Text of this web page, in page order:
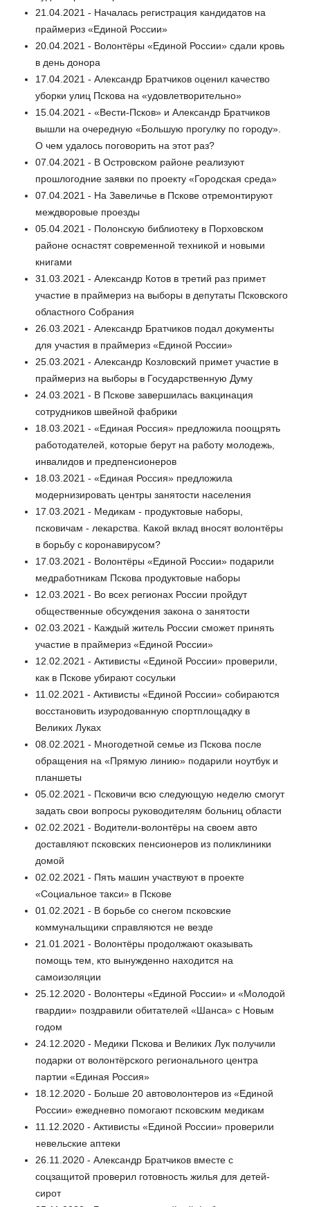
21.04.2021 - Началась регистрация кандидатов на
праймериз «Единой России»
20.04.2021 - Волонтёры «Единой России» сдали кровь
в день донора
17.04.2021 - Александр Братчиков оценил качество
уборки улиц Пскова на «удовлетворительно»
15.04.2021 - «Вести-Псков» и Александр Братчиков
вышли на очередную «Большую прогулку по городу».
О чем удалось поговорить на этот раз?
07.04.2021 - В Островском районе реализуют
прошлогодние заявки по проекту «Городская среда»
07.04.2021 - На Завеличье в Пскове отремонтируют
междворовые проезды
05.04.2021 - Полонскую библиотеку в Порховском
районе оснастят современной техникой и новыми
книгами
31.03.2021 - Александр Котов в третий раз примет
участие в праймериз на выборы в депутаты Псковского
областного Собрания
26.03.2021 - Александр Братчиков подал документы
для участия в праймериз «Единой России»
25.03.2021 - Александр Козловский примет участие в
праймериз на выборы в Государственную Думу
24.03.2021 - В Пскове завершилась вакцинация
сотрудников швейной фабрики
18.03.2021 - «Единая Россия» предложила поощрять
работодателей, которые берут на работу молодежь,
инвалидов и предпенсионеров
18.03.2021 - «Единая Россия» предложила
модернизировать центры занятости населения
17.03.2021 - Медикам - продуктовые наборы,
псковичам - лекарства. Какой вклад вносят волонтёры
в борьбу с коронавирусом?
17.03.2021 - Волонтёры «Единой России» подарили
медработникам Пскова продуктовые наборы
12.03.2021 - Во всех регионах России пройдут
общественные обсуждения закона о занятости
02.03.2021 - Каждый житель России сможет принять
участие в праймериз «Единой России»
12.02.2021 - Активисты «Единой России» проверили,
как в Пскове убирают сосульки
11.02.2021 - Активисты «Единой России» собираются
восстановить изуродованную спортплощадку в
Великих Луках
08.02.2021 - Многодетной семье из Пскова после
обращения на «Прямую линию» подарили ноутбук и
планшеты
05.02.2021 - Псковичи всю следующую неделю смогут
задать свои вопросы руководителям больниц области
02.02.2021 - Водители-волонтёры на своем авто
доставляют псковских пенсионеров из поликлиники
домой
02.02.2021 - Пять машин участвуют в проекте
«Социальное такси» в Пскове
01.02.2021 - В борьбе со снегом псковские
коммунальщики справляются не везде
21.01.2021 - Волонтёры продолжают оказывать
помощь тем, кто вынужденно находится на
самоизоляции
25.12.2020 - Волонтеры «Единой России» и «Молодой
гвардии» поздравили обитателей «Шанса» с Новым
годом
24.12.2020 - Медики Пскова и Великих Лук получили
подарки от волонтёрского регионального центра
партии «Единая Россия»
18.12.2020 - Больше 20 автоволонтеров из «Единой
России» ежедневно помогают псковским медикам
11.12.2020 - Активисты «Единой России» проверили
невельские аптеки
26.11.2020 - Александр Братчиков вместе с
соцзащитой проверил готовность жилья для детей-
сирот